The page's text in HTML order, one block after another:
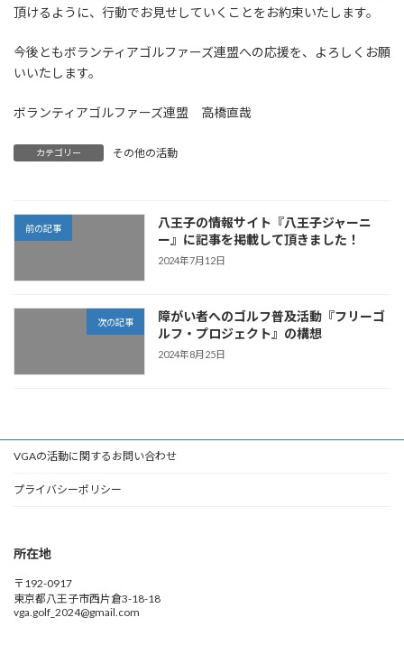
頂けるように、行動でお見せしていくことをお約束いたします。
今後ともボランティアゴルファーズ連盟への応援を、よろしくお願
いいたします。
ボランティアゴルファーズ連盟 高橋直哉
カテゴリー その他の活動
前の記事
八王子の情報サイト『八王子ジャーニ
ー』に記事を掲載して頂きました！
2024年7月12日
次の記事
障がい者へのゴルフ普及活動『フリーゴ
ルフ・プロジェクト』の構想
2024年8月25日
VGAの活動に関するお問い合わせ
プライバシーポリシー
所在地
〒192-0917
東京都八王子市西片倉3-18-18
vga.golf_2024@gmail.com